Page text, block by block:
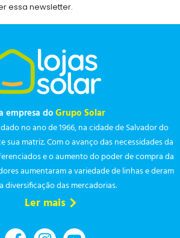
essa newsletter.
empresa doGrupo Solar
no ano de 1966, na cidade de Salvador do
sua matriz. Com o avanço das necessidades da
e o aumento do poder de compra da
aumentaram a variedade de linhas e deram
diversificação das mercadorias.
Ler mais